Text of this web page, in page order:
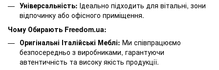
Універсальність: Ідеально підходить для вітальні, зони
відпочинку або офісного приміщення.
Чому Обирають Freedom.ua:
Оригінальні Італійські Меблі: Ми співпрацюємо
безпосередньо з виробниками, гарантуючи
автентичність та високу якість продукції.